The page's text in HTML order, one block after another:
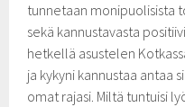
tunnetaan monipuolisista
sekä kannustavasta
hetkellä asustelen
ja kykyni kannustaa antaa
omat rajasi. Miltä tuntuisi